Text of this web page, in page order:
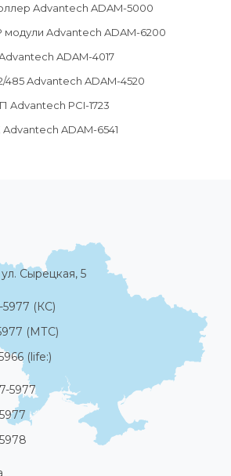
Advantech ADAM-5000
модули Advantech ADAM-6200
ADAM-4017
485 Advantech ADAM-4520
Advantech PCI-1723
ADAM-6541
Сырецкая, 5
5977 (КС)
(МТС)
(life:)
5977